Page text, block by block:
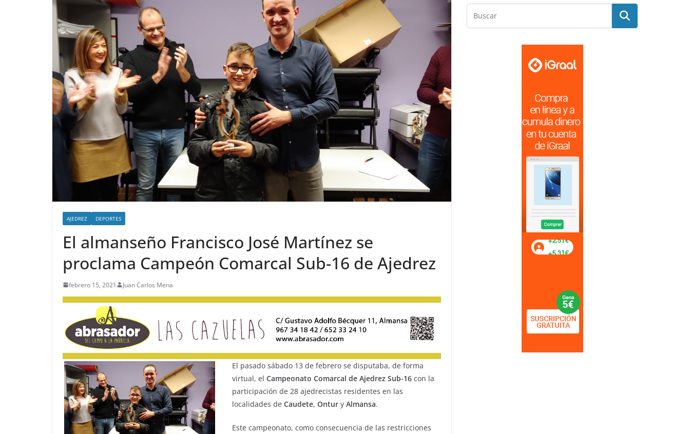
AJEDREZ DEPORTES
El almanseño Francisco José Martínez se
proclama Campeón Comarcal Sub-16 de Ajedrez
febrero 15, 2021 Juan Carlos Mena
El pasado sábado 13 de febrero se disputaba, de forma
virtual, el Campeonato Comarcal de Ajedrez Sub-16 con la
participación de 28 ajedrecistas residentes en las
localidades de Caudete, Ontur y Almansa.
Este campeonato, como consecuencia de las restricciones